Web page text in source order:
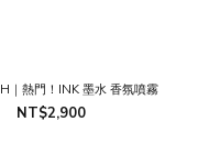
｜熱門！INK 墨水 香氛噴霧
NT$2,900